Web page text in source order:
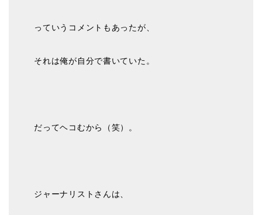
っていうコメントもあったが、
それは俺が自分で書いていた。
だってヘコむから（笑）。
ジャーナリストさんは、